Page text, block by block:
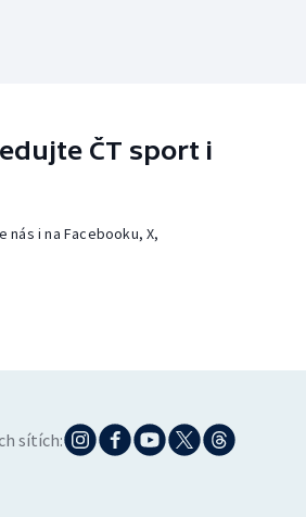
ČT sport i
i na Facebooku, X,
sítích: